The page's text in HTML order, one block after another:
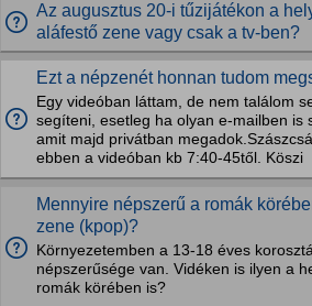
Az augusztus 20-i tűzijátékon a
aláfestő zene vagy csak a tv-ben?
Ezt a népzenét honnan tudom
Egy videóban láttam, de nem találom
segíteni, esetleg ha olyan e-mailben is
amit majd privátban
ebben a videóban kb 7:40-45től. Köszi
Mennyire népszerű a romák
zene (kpop)?
Környezetemben a 13-18 éves
népszerűsége van. Vidéken is ilyen a
romák körében is?